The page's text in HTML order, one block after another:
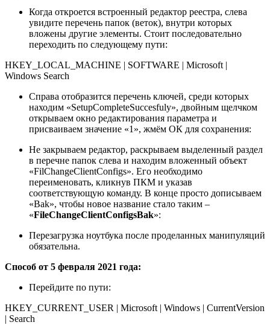
Когда откроется встроенный редактор реестра, слева
увидите перечень папок (веток), внутри которых
вложены другие элементы. Стоит последовательно
переходить по следующему пути:
HKEY_LOCAL_MACHINE | SOFTWARE | Microsoft |
Windows Search
Справа отобразится перечень ключей, среди которых
находим «SetupCompleteSuccesfuly», двойным щелчком
открываем окно редактирования параметра и
присваиваем значение «1», жмём ОК для сохранения:
Не закрываем редактор, раскрываем выделенный раздел
в перечне папок слева и находим вложенный объект
«FilChangeClientConfigs». Его необходимо
переименовать, кликнув ПКМ и указав
соответствующую команду. В конце просто дописываем
«Bak», чтобы новое название стало таким –
«FileChangeClientConfigsBak»:
Перезагрузка ноутбука после проделанных манипуляций
обязательна.
Способ от 5 февраля 2021 года:
Перейдите по пути:
HKEY_CURRENT_USER | Microsoft | Windows | CurrentVersion
| Search